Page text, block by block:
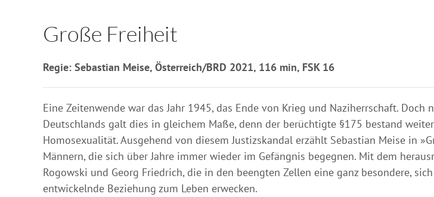
Große Freiheit
Regie: Sebastian Meise, Österreich/BRD 2021, 116 min, FSK 16
Eine Zeitenwende war das Jahr 1945, das Ende von Krieg und Naziherrschaft. Doch
Deutschlands galt dies in gleichem Maße, denn der berüchtigte §175 bestand
Homosexualität. Ausgehend von diesem Justizskandal erzählt Sebastian Meise in
Männern, die sich über Jahre immer wieder im Gefängnis begegnen. Mit dem
Rogowski und Georg Friedrich, die in den beengten Zellen eine ganz besondere,
entwickelnde Beziehung zum Leben erwecken.